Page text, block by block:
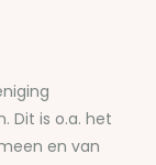
Dit is o.a. het
en van